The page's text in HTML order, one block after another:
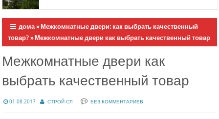
дома»Межкомнатные двери: как выбрать качественный
товар?»Межкомнатные двери как выбрать качественный товар
Межкомнатные двери как
выбрать качественный товар
01.08.2017 СТРОЙ СЛ БЕЗ КОММЕНТАРИЕВ